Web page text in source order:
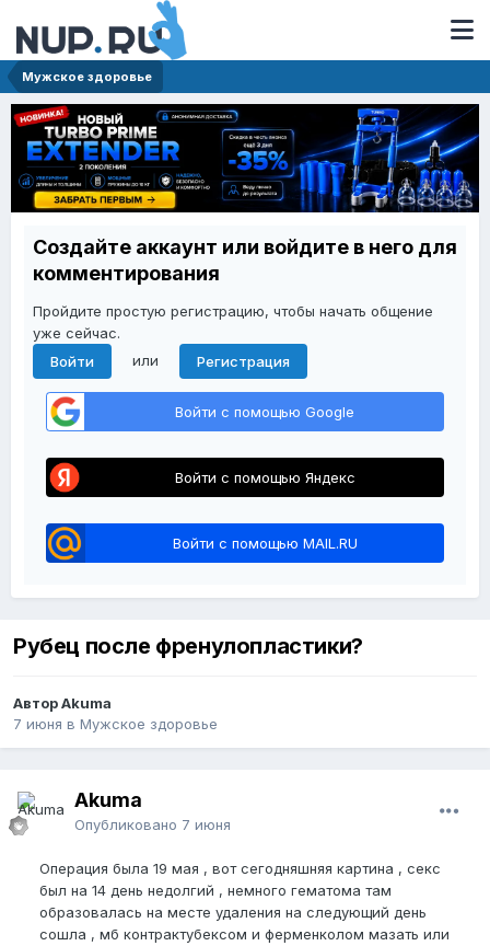
Мужское здоровье
Создайте аккаунт или войдите в него для
комментирования
Пройдите простую регистрацию, чтобы начать общение
уже сейчас.
Войти
или Регистрация
Войти с помощью Google
Войти с помощью Яндекс
Войти с помощью MAIL.RU
Рубец после френулопластики?
Автор Akuma
7 июня в Мужское здоровье
Akuma
Опубликовано 7 июня
Операция была 19 мая , вот сегодняшняя картина , секс
был на 14 день недолгий , немного гематома там
образовалась на месте удаления на следующий день
сошла , мб контрактубексом и ферменколом мазать или